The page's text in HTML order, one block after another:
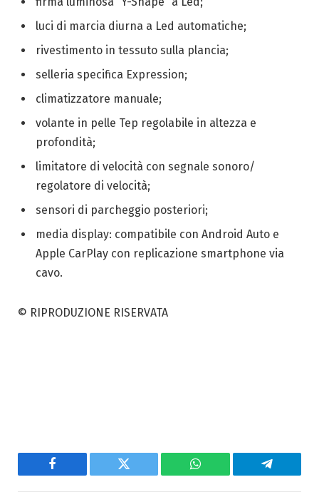
luci di marcia diurna a Led automatiche;
rivestimento in tessuto sulla plancia;
selleria specifica Expression;
climatizzatore manuale;
volante in pelle Tep regolabile in altezza e
profondità;
limitatore di velocità con segnale sonoro/
regolatore di velocità;
sensori di parcheggio posteriori;
media display: compatibile con Android Auto e
Apple CarPlay con replicazione smartphone via
cavo.
© RIPRODUZIONE RISERVATA
Facebook Twitter WhatsApp Telegram